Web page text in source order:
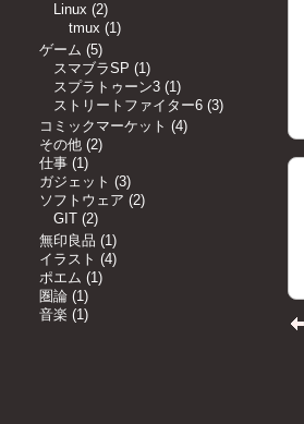
Linux (2)
tmux (1)
ゲーム (5)
スマブラSP (1)
スプラトゥーン3 (1)
ストリートファイター6 (3)
コミックマーケット (4)
その他 (2)
仕事 (1)
ガジェット (3)
ソフトウェア (2)
GIT (2)
無印良品 (1 )
イラスト (4)
ポエム (1 )
圏論 (1 )
音楽 (1 )